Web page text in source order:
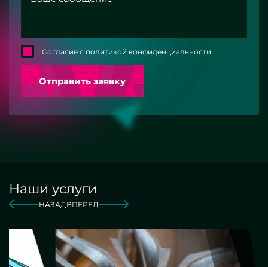
Согласие с политикой конфиденциальности
Отправить заявку
Наши услуги
НАЗАД ВПЕРЕД